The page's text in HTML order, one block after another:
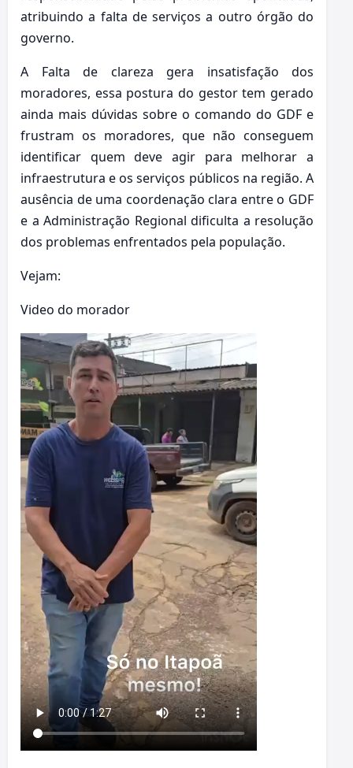
atribuindo a falta de serviços a outro órgão do
governo.
A Falta de clareza gera insatisfação dos
moradores, essa postura do gestor tem gerado
ainda mais dúvidas sobre o comando do GDF e
frustram os moradores, que não conseguem
identificar quem deve agir para melhorar a
infraestrutura e os serviços públicos na região. A
ausência de uma coordenação clara entre o GDF
e a Administração Regional dificulta a resolução
dos problemas enfrentados pela população.
Vejam:
Video do morador